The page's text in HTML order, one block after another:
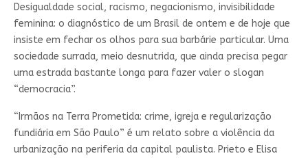
Desigualdade social, racismo, negacionismo, invisibilidade
feminina: o diagnóstico de um Brasil de ontem e de hoje que
insiste em fechar os olhos para sua barbárie particular. Uma
sociedade surrada, meio desnutrida, que ainda precisa pegar
uma estrada bastante longa para fazer valer o slogan
“democracia”.
“Irmãos na Terra Prometida: crime, igreja e regularização
fundiária em São Paulo” é um relato sobre a violência da
urbanização na periferia da capital paulista. Prieto e Elisa